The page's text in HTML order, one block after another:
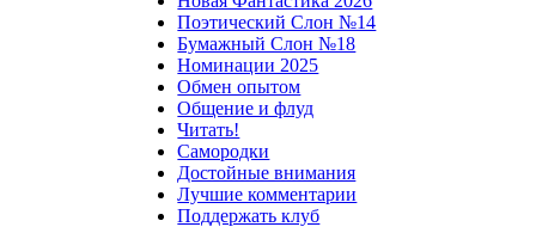
Поэтический Слон №14
Бумажный Слон №18
Номинации 2025
Обмен опытом
Общение и флуд
Читать!
Самородки
Достойные внимания
Лучшие комментарии
Поддержать клуб